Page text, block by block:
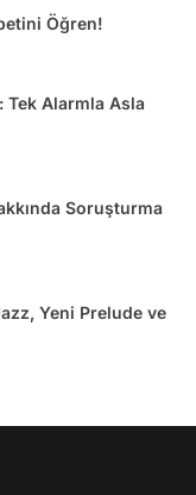
Öğren!
Tek Alarmla Asla
Soruşturma
Yeni Prelude ve